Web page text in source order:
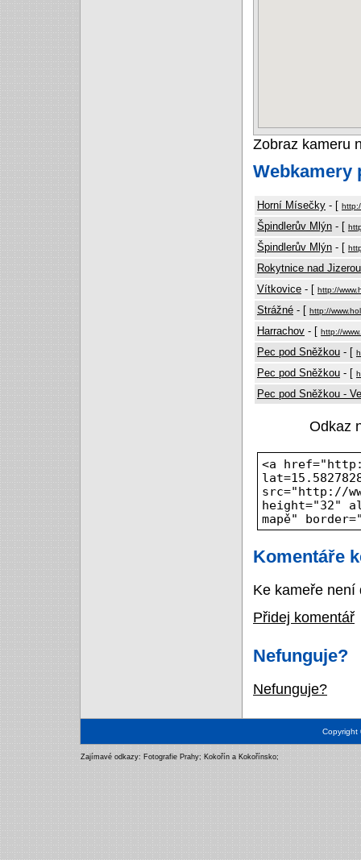
Zobraz kameru
Webkamery
Horní Mísečky - [
Špindlerův Mlýn - [
Špindlerův Mlýn - [
Rokytnice nad Jizerou
Vítkovice - [ http://
Strážné - [ http://
Harrachov - [ http://
Pec pod Sněžkou - [
Pec pod Sněžkou - [
Pec pod Sněžkou -
Odkaz
<a href="http://
src="http://
height="32"
mapě"
Komentáře
Ke kameře není
Přidej komentář
Nefunguje?
Nefunguje?
Zajímavé odkazy: Fotografie Prahy; Kokořín a Kokořínsko;